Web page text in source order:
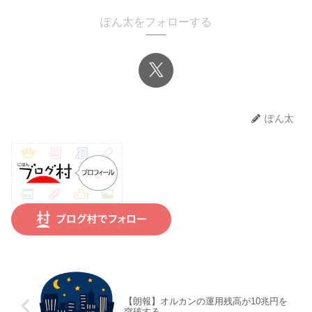
ぽん太をフォローする
ぽん太
【朗報】オルカンの運用残高が10兆円を